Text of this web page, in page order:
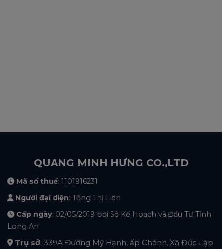
QUANG MINH HƯNG CO.,LTD
Mã số thuế: 1101916231
Người đại diện: Tống Thị Liên
Cấp ngày: 02/05/2019 bời Sở Kế Hoạch và Đầu Tư Tỉnh
Long An
Trụ sở: 339A Đường Mỹ Hạnh, ấp Chánh, Xã Đức Lập